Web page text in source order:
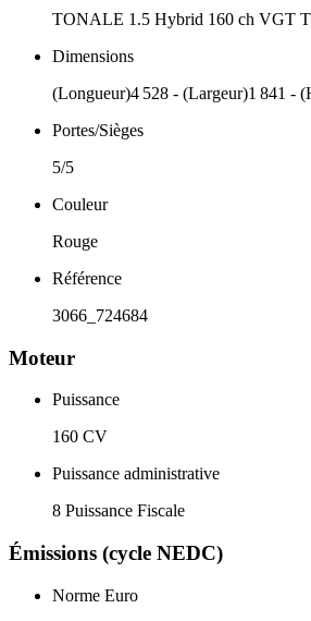
TONALE 1.5 Hybrid 160 ch VGT
Dimensions
(Longueur)4 528 - (Largeur)1 841 -
Portes/Sièges
5/5
Couleur
Rouge
Référence
3066_724684
Moteur
Puissance
160 CV
Puissance administrative
8 Puissance Fiscale
Émissions (cycle NEDC)
Norme Euro